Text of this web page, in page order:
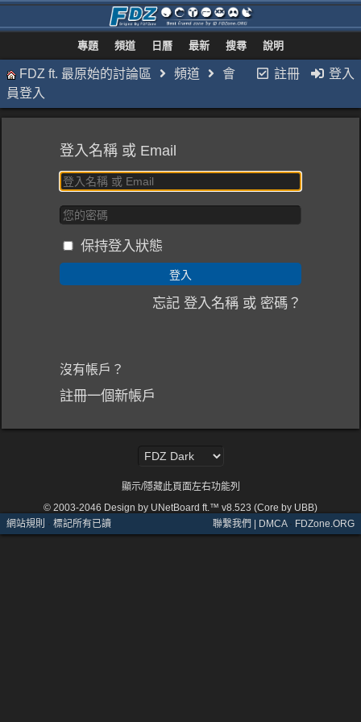
專題 頻道 日曆 最新 搜尋 說明
註冊 登入
FDZ ft. 最原始的討論區 頻道
會
員登入
登入名稱 或 Email
保持登入狀態
忘記 登入名稱 或 密碼？
沒有帳戶？
註冊一個新帳戶
顯示/隱藏此頁面左右功能列
© 2003-2046 Design by UNetBoard ft.™ v8.523 (Core by UBB)
網站規則 · 標記所有已讀 聯繫我們 | DMCA· FDZone.ORG